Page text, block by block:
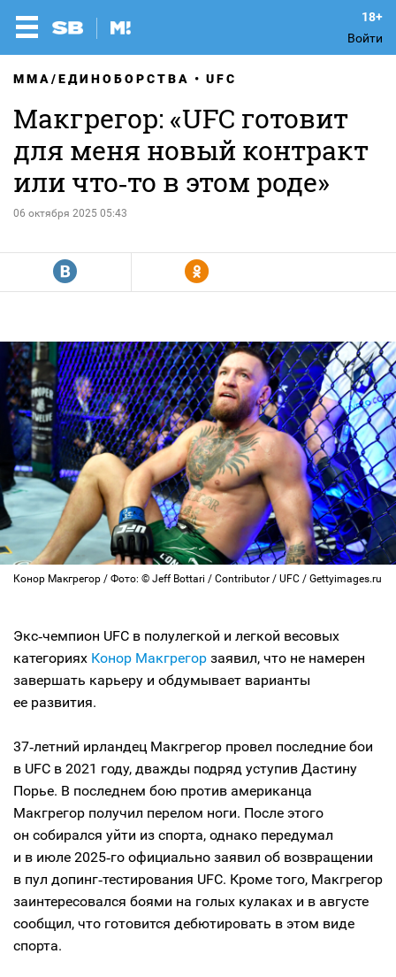
Войти
MMA/ЕДИНОБОРСТВА UFC
Макгрегор: «UFC готовит
для меня новый контракт
или что‑то в этом роде»
06 октября 2025 05:43
R Y
Конор Макгрегор / Фото: © Jeff Bottari / Contributor / UFC / Gettyimages.ru
Экс‑чемпион UFC в полулегкой и легкой весовых
категориях Конор Макгрегор заявил, что не намерен
завершать карьеру и обдумывает варианты
ее развития.
37‑летний ирландец Макгрегор провел последние бои
в UFC в 2021 году, дважды подряд уступив Дастину
Порье. В последнем бою против американца
Макгрегор получил перелом ноги. После этого
он собирался уйти из спорта, однако передумал
и в июле 2025‑го официально заявил об возвращении
в пул допинг‑тестирования UFC. Кроме того, Макгрегор
заинтересовался боями на голых кулаках и в августе
сообщил, что готовится дебютировать в этом виде
спорта.